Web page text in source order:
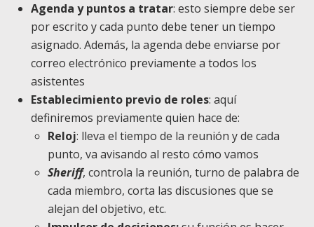
Agenda y puntos a tratar: esto siempre debe ser
por escrito y cada punto debe tener un tiempo
asignado. Además, la agenda debe enviarse por
correo electrónico previamente a todos los
asistentes
Establecimiento previo de roles: aquí
definiremos previamente quien hace de:
Reloj: lleva el tiempo de la reunión y de cada
punto, va avisando al resto cómo vamos
Sheriff, controla la reunión, turno de palabra de
cada miembro, corta las discusiones que se
alejan del objetivo, etc.